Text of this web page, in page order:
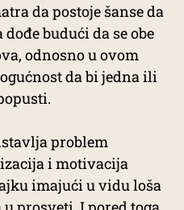
da postoje šanse da
budući da se obe
odnosno u ovom
da bi jedna ili
problem
i motivacija
imajući u vidu loša